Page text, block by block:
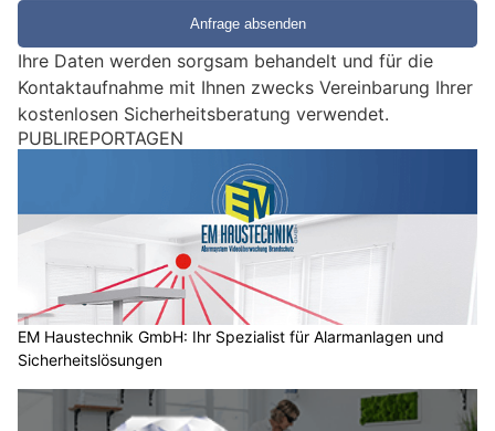
e
i
n
M
e
c
h
D
a
n
n
Ihre Daten werden sorgsam behandelt und für die
Kontaktaufnahme mit Ihnen zwecks Vereinbarung Ihrer
kostenlosen Sicherheitsberatung verwendet.
PUBLIREPORTAGEN
EM Haustechnik GmbH: Ihr Spezialist für Alarmanlagen und
Sicherheitslösungen